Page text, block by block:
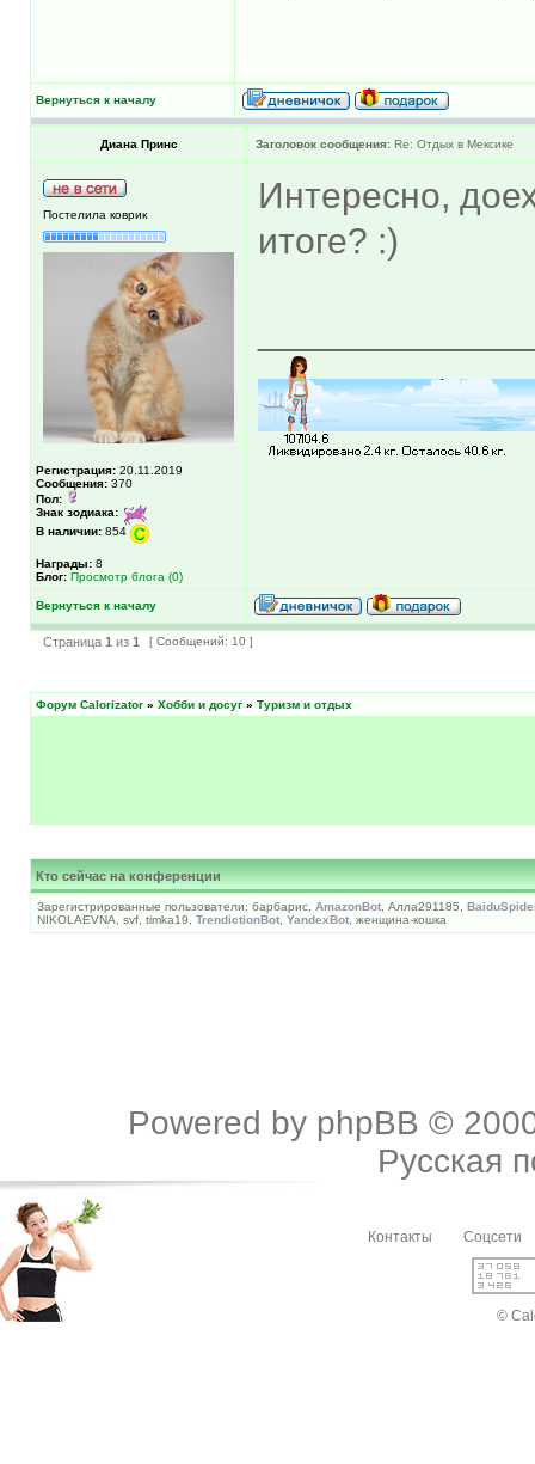
Вернуться к началу
Диана Принс Заголовок сообщения: Re: Отдых в Мексике
Постелила коврик
Регистрация: 20.11.2019
Сообщения: 370
Пол:
Знак зодиака:
В наличии: 854
Награды: 8
Блог: Просмотр блога (0)
Интересно,
итоге? :)
Вернуться к началу
Страница 1 из 1 [ Сообщений: 10 ]
Форум Calorizator » Хобби и досуг » Туризм и отдых
Кто сейчас на конференции
Зарегистрированные пользователи: барбарис, AmazonBot , Алла291185,
NIKOLAEVNA, svf, timka19, TrendictionBot YandexBot , женщина-кошка
Powered by phpBB ©
Русская
Контакты Соцсети
©